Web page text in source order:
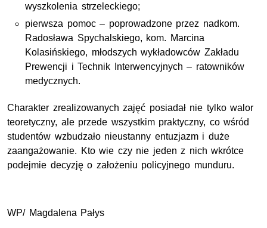
wyszkolenia strzeleckiego;
pierwsza pomoc – poprowadzone przez nadkom.
Radosława Spychalskiego, kom. Marcina
Kolasińskiego, młodszych wykładowców Zakładu
Prewencji i Technik Interwencyjnych – ratowników
medycznych.
Charakter zrealizowanych zajęć posiadał nie tylko walor
teoretyczny, ale przede wszystkim praktyczny, co wśród
studentów wzbudzało nieustanny entuzjazm i duże
zaangażowanie. Kto wie czy nie jeden z nich wkrótce
podejmie decyzję o założeniu policyjnego munduru.
WP/ Magdalena Pałys